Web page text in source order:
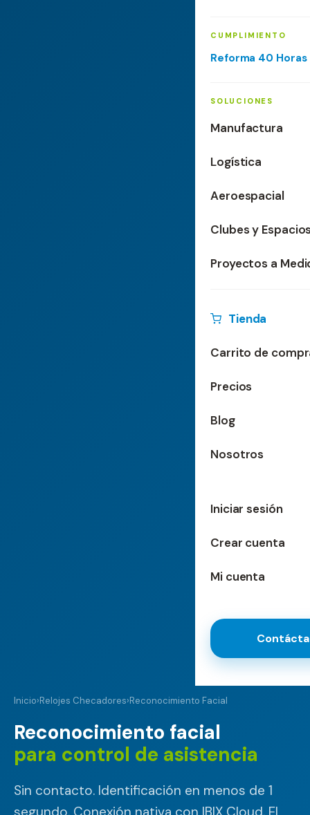
CUMPLIMIENTO
Reforma 40
SOLUCIONES
Manufactura
Logística
Aeroespacial
Clubes y
Proyectos a
Tienda
Carrito de
Precios
Blog
Nosotros
Iniciar sesión
Crear cuenta
Mi cuenta
Inicio›Relojes Checadores›Reconocimiento Facial
Reconocimiento facial
para control de asistencia
Sin contacto. Identificación en menos de 1